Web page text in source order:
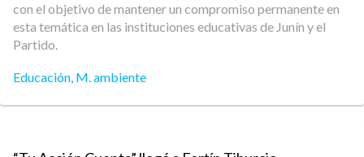
con el objetivo de mantener un compromiso permanente en
esta temática en las instituciones educativas de Junín y el
Partido.
Educación, M. ambiente